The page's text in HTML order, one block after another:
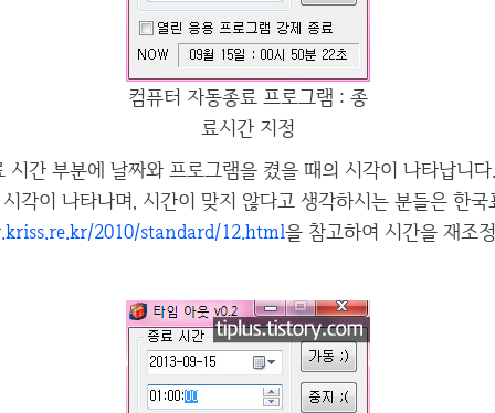
컴퓨터 자동종료 프로그램 : 종
료시간 지정
간 부분에 날짜와 프로그램을 켰을 때의 시각이 나타납니
각이 나타나며, 시간이 맞지 않다고 생각하시는 분들은 한
2010/standard/12.html을 참고하여 시간을 재조